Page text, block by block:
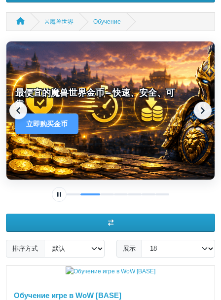
⚔️魔兽世界 Обучение
金币 – 快速、安全、可
战网余额充值 – 快
立即充值
排序方式 展示
Обучение игре в WoW [BASE]